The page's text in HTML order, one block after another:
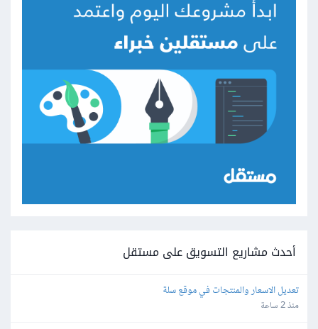
أحدث مشاريع التسويق على مستقل
تعديل الاسعار والمنتجات في موقع سلة
منذ 2 ساعة